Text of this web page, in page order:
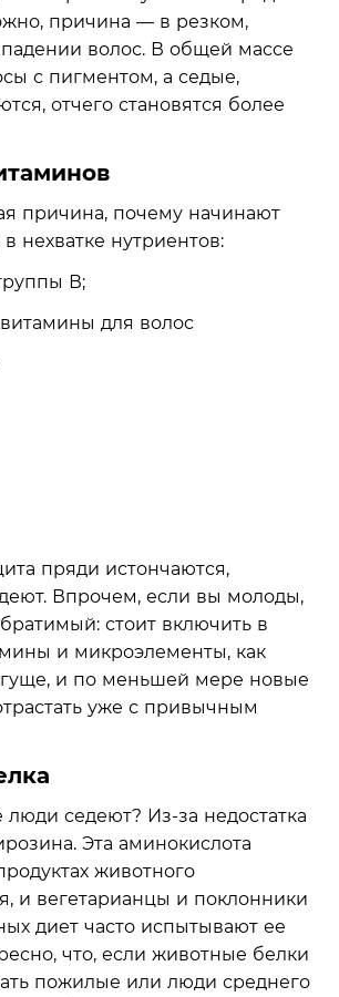
причина — в резком,
волос. В общей массе
с пигментом, а седые,
отчего становятся более
причина, почему начинают
нехватке нутриентов:
В;
пряди истончаются,
Впрочем, если вы молоды,
стоит включить в
и микроэлементы, как
гуще, и по меньшей мере новые
уже с привычным
седеют? Из-за недостатка
Эта аминокислота
животного
и вегетарианцы и поклонники
диет часто испытывают ее
что, если животные белки
пожилые или люди среднего